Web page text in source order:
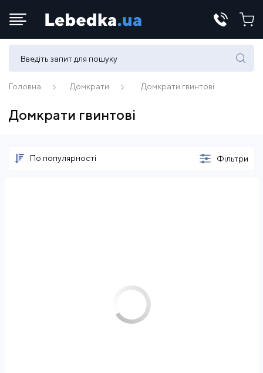
Телефони:
(067) 430 82-15
Головна Домкрати Домкрати гвинтові
Домкрати гвинтові
По популярності Фільтри